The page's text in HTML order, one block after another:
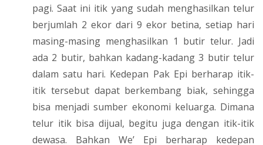
pagi. Saat ini itik yang sudah menghasilkan telur
berjumlah 2 ekor dari 9 ekor betina, setiap hari
masing-masing menghasilkan 1 butir telur. Jadi
ada 2 butir, bahkan kadang-kadang 3 butir telur
dalam satu hari. Kedepan Pak Epi berharap itik-
itik tersebut dapat berkembang biak, sehingga
bisa menjadi sumber ekonomi keluarga. Dimana
telur itik bisa dijual, begitu juga dengan itik-itik
dewasa. Bahkan We’ Epi berharap kedepan